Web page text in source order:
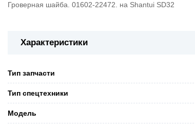
Гроверная шайба. 01602-22472. на Shantui SD32
Характеристики
Тип запчасти
Тип спецтехники
Модель